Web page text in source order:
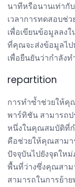
นาทีหรือนานเท่ากั
เวลาการทดสอบช่
เพื่อเขียนข้อมูลลง
ที่คุณจะส่งข้อมูลไป
เพื่อยืนยันว่ากำลัง
repartition
การทำซ้ำช่วยให้คุ
พาร์ทิชัน สามารถ
หนึ่งในคุณสมบัติที่
คือช่วยให้คุณสามา
ปัจจุบันไปยังจุดให
พื้นที่ว่างซึ่งคุณสาม
สามารถในการย้า